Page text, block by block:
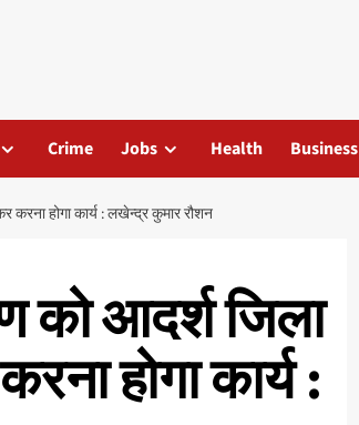
Crime Jobs Health Business
करना होगा कार्य : लखेन्द्र कुमार रौशन
को आदर्श जिला
होगा कार्य :